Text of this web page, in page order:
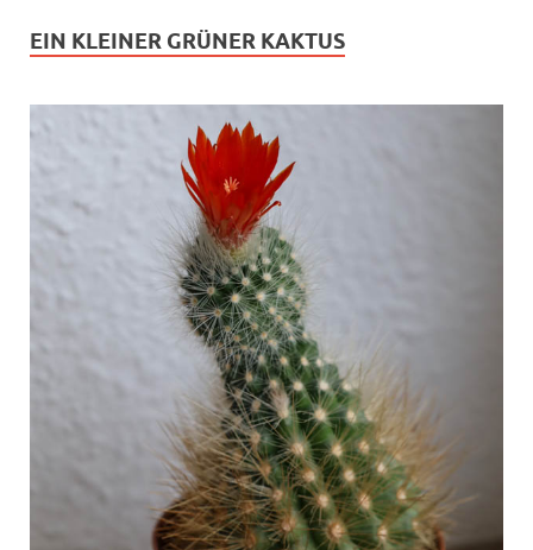
EIN KLEINER GRÜNER KAKTUS